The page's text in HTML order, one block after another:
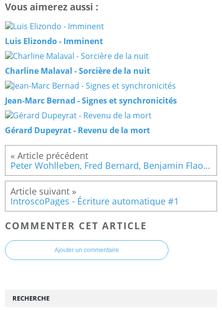
Vous aimerez aussi :
Luis Elizondo - Imminent
Charline Malaval - Sorcière de la nuit
Jean-Marc Bernad - Signes et synchronicités
Gérard Dupeyrat - Revenu de la mort
Peter Wohlleben, Fred Bernard, Benjamin Flao - La vie secrète des arbres
IntroscoPages - Écriture automatique #1
COMMENTER CET ARTICLE
Ajouter un commentaire
RECHERCHE